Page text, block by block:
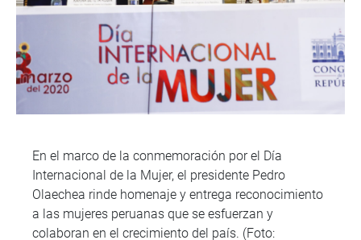
En el marco de la conmemoración por el Día
Internacional de la Mujer, el presidente Pedro
Olaechea rinde homenaje y entrega reconocimiento
a las mujeres peruanas que se esfuerzan y
colaboran en el crecimiento del país. (Foto: